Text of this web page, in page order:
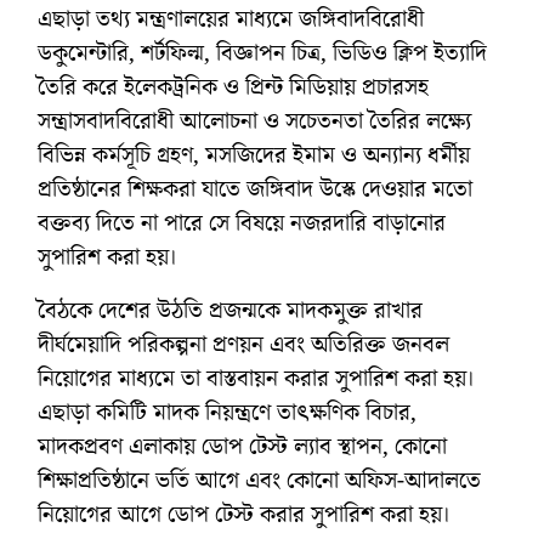
এছাড়া তথ্য মন্ত্রণালয়ের মাধ্যমে জঙ্গিবাদবিরোধী
ডকুমেন্টারি, শর্টফিল্ম, বিজ্ঞাপন চিত্র, ভিডিও ক্লিপ ইত্যাদি
তৈরি করে ইলেকট্রনিক ও প্রিন্ট মিডিয়ায় প্রচারসহ
সন্ত্রাসবাদবিরোধী আলোচনা ও সচেতনতা তৈরির লক্ষ্যে
বিভিন্ন কর্মসূচি গ্রহণ, মসজিদের ইমাম ও অন্যান্য ধর্মীয়
প্রতিষ্ঠানের শিক্ষকরা যাতে জঙ্গিবাদ উস্কে দেওয়ার মতো
বক্তব্য দিতে না পারে সে বিষয়ে নজরদারি বাড়ানোর
সুপারিশ করা হয়।
বৈঠকে দেশের উঠতি প্রজন্মকে মাদকমুক্ত রাখার
দীর্ঘমেয়াদি পরিকল্পনা প্রণয়ন এবং অতিরিক্ত জনবল
নিয়োগের মাধ্যমে তা বাস্তবায়ন করার সুপারিশ করা হয়।
এছাড়া কমিটি মাদক নিয়ন্ত্রণে তাৎক্ষণিক বিচার,
মাদকপ্রবণ এলাকায় ডোপ টেস্ট ল্যাব স্থাপন, কোনো
শিক্ষাপ্রতিষ্ঠানে ভর্তি আগে এবং কোনো অফিস-আদালতে
নিয়োগের আগে ডোপ টেস্ট করার সুপারিশ করা হয়।